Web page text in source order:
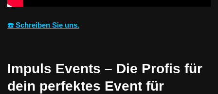
☎️ Schreiben Sie uns.
Impuls Events – Die Profis für
dein perfektes Event für